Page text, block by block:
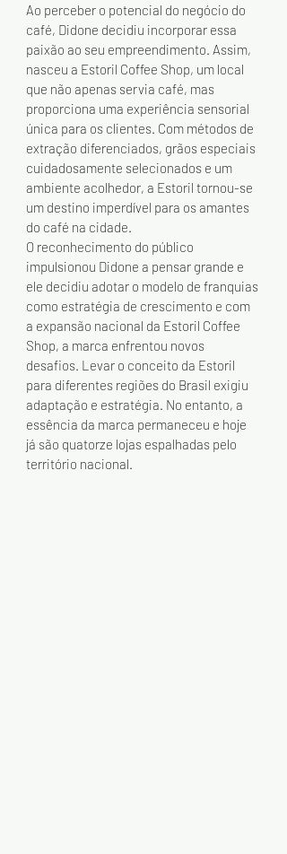
Ao perceber o potencial do negócio do
café, Didone decidiu incorporar essa
paixão ao seu empreendimento. Assim,
nasceu a Estoril Coffee Shop, um local
que não apenas servia café, mas
proporciona uma experiência sensorial
única para os clientes. Com métodos de
extração diferenciados, grãos especiais
cuidadosamente selecionados e um
ambiente acolhedor, a Estoril tornou-se
um destino imperdível para os amantes
do café na cidade.
O reconhecimento do público
impulsionou Didone a pensar grande e
ele decidiu adotar o modelo de franquias
como estratégia de crescimento e com
a expansão nacional da Estoril Coffee
Shop, a marca enfrentou novos
desafios. Levar o conceito da Estoril
para diferentes regiões do Brasil exigiu
adaptação e estratégia. No entanto, a
essência da marca permaneceu e hoje
já são quatorze lojas espalhadas pelo
território nacional.